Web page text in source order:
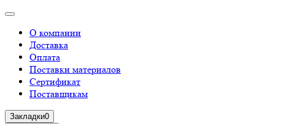
О компании
Доставка
Оплата
Поставки материалов
Сертификат
Поставщикам
Закладки0